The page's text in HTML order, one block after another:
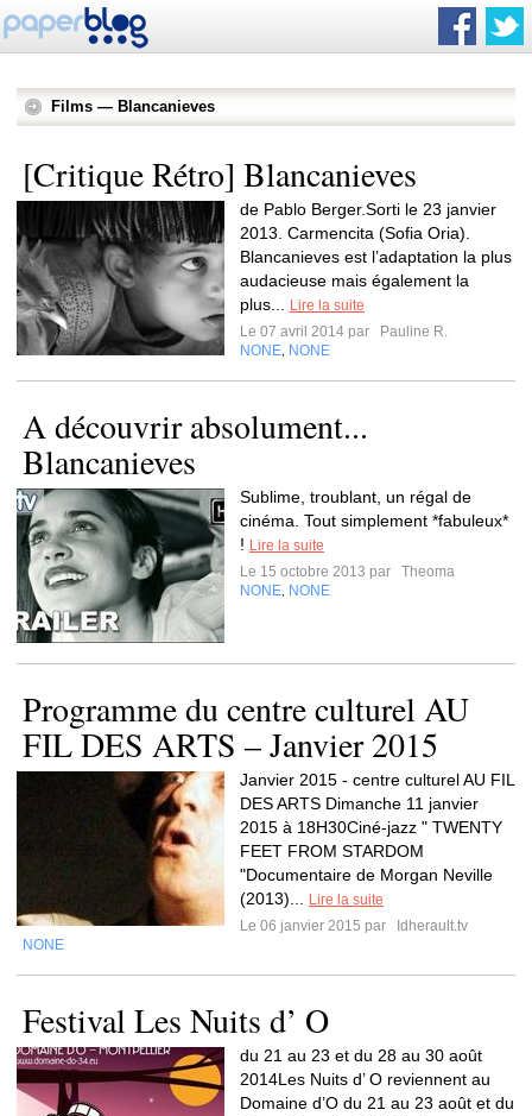
Films — Blancanieves
[Critique Rétro] Blancanieves
de Pablo Berger.Sorti le 23 janvier
2013. Carmencita (Sofia Oria).
Blancanieves est l’adaptation la plus
audacieuse mais également la
plus...
Lire la suite
Le 07 avril 2014 par
Pauline R.
NONE NONE
A découvrir absolument...
Blancanieves
Sublime, troublant, un régal de
cinéma. Tout simplement *fabuleux*
! Lire la suite
Le 15 octobre 2013 par
Theoma
NONE NONE
Programme du centre culturel AU
FIL DES ARTS – Janvier 2015
Janvier 2015 - centre culturel AU FIL
DES ARTS Dimanche 11 janvier
2015 à 18H30Ciné-jazz " TWENTY
FEET FROM STARDOM
"Documentaire de Morgan Neville
(2013)...
Lire la suite
Le 06 janvier 2015 par
Idherault.tv
NONE
Festival Les Nuits d’ O
du 21 au 23 et du 28 au 30 août
2014Les Nuits d’ O reviennent au
Domaine d’O du 21 au 23 août et du